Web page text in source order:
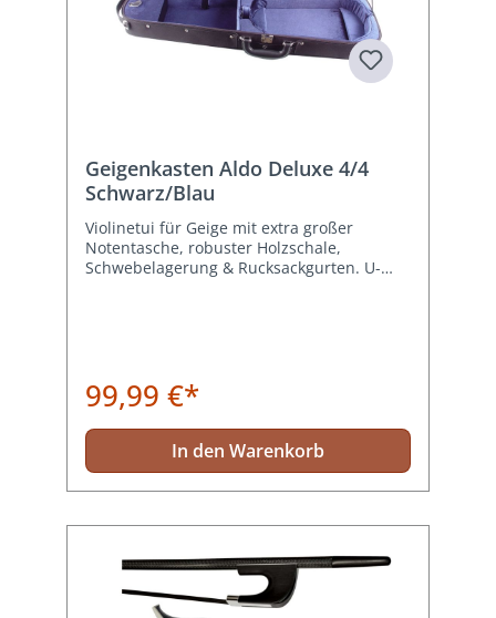
Geigenkasten Aldo Deluxe 4/4
Schwarz/Blau
Violinetui für Geige mit extra großer
Notentasche, robuster Holzschale,
Schwebelagerung & Rucksackgurten. U-
99,99 €*
In den Warenkorb